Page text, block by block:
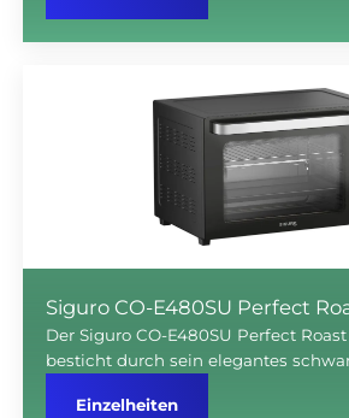
Siguro CO-E480SU Perfect
Der Siguro CO-E480SU Perfect
besticht durch sein elegantes
Einzelheiten